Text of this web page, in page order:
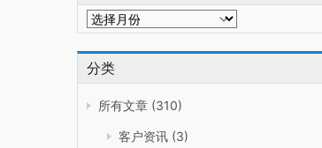
归
档
分类
所有文章 (310)
客户资讯 (3)